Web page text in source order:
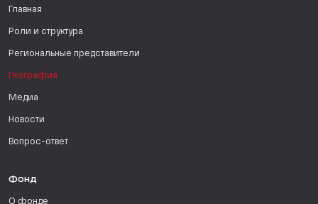
Главная
Роли и структура
Региональные представители
География
Медиа
Новости
Вопрос-ответ
Фонд
О фонде